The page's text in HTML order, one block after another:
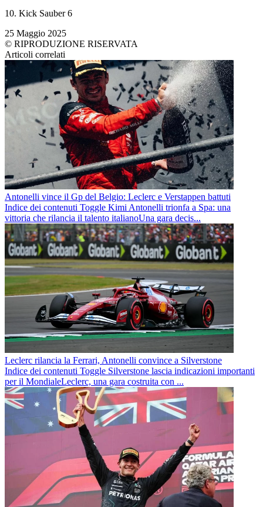
10. Kick Sauber 6
25 Maggio 2025
© RIPRODUZIONE RISERVATA
Articoli correlati
Antonelli vince il Gp del Belgio: Leclerc e Verstappen battuti
Indice dei contenuti Toggle Kimi Antonelli trionfa a Spa: una
vittoria che rilancia il talento italianoUna gara decis...
Leclerc rilancia la Ferrari, Antonelli convince a Silverstone
Indice dei contenuti Toggle Silverstone lascia indicazioni importanti
per il MondialeLeclerc, una gara costruita con ...